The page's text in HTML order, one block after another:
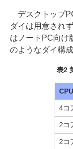
デスクトップ
ダイは用意され
はノートPC向け
のようなダイ構成
表2
CPU
4コ
2コ
2コ